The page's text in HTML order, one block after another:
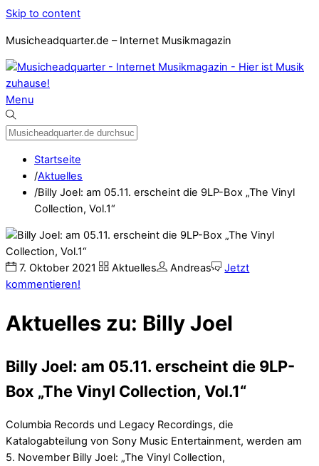
Skip to content
Musicheadquarter.de – Internet Musikmagazin
Menu
Startseite
/Aktuelles
/Billy Joel: am 05.11. erscheint die 9LP-Box „The Vinyl
Collection, Vol.1“
7. Oktober 2021 Aktuelles Andreas
Jetzt
kommentieren!
Aktuelles zu: Billy Joel
Billy Joel: am 05.11. erscheint die 9LP-
Box „The Vinyl Collection, Vol.1“
Columbia Records und Legacy Recordings, die
Katalogabteilung von Sony Music Entertainment, werden am
5. November Billy Joel: „The Vinyl Collection,